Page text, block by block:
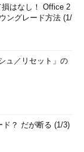
はなし！ Office 2
ングレード方法 (1/
ュ／リセット」の
ド？ だが断る (1/3)